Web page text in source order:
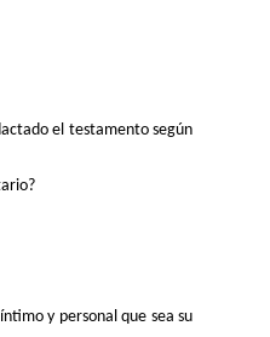
el testamento según
y personal que sea su